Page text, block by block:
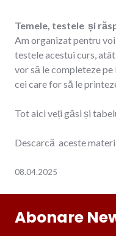
Temele, testele și
Am organizat pentru
testele acestui curs,
vor să le completeze
cei care for să le
Tot aici veți găsi și
Descarcă aceste
08.04.2025
Abonare